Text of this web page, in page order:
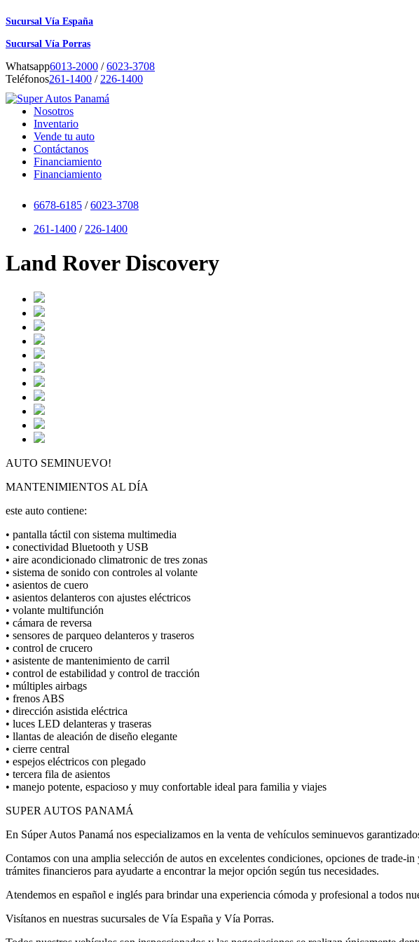
Sucursal Vía España
Sucursal Vía Porras
Whatsapp6013-2000 /6023-3708
Teléfonos261-1400 / 226-1400
Nosotros
Inventario
Vende tu auto
Contáctanos
Financiamiento
Financiamiento
6678-6185 /6023-3708
261-1400 / 226-1400
Land Rover Discovery
AUTO SEMINUEVO!
MANTENIMIENTOS AL DÍA
este auto contiene:
• pantalla táctil con sistema multimedia
• conectividad Bluetooth y USB
• aire acondicionado climatronic de tres zonas
• sistema de sonido con controles al volante
• asientos de cuero
• asientos delanteros con ajustes eléctricos
• volante multifunción
• cámara de reversa
• sensores de parqueo delanteros y traseros
• control de crucero
• asistente de mantenimiento de carril
• control de estabilidad y control de tracción
• múltiples airbags
• frenos ABS
• dirección asistida eléctrica
• luces LED delanteras y traseras
• llantas de aleación de diseño elegante
• cierre central
• espejos eléctricos con plegado
• tercera fila de asientos
• manejo potente, espacioso y muy confortable ideal para familia y viajes
SUPER AUTOS PANAMÁ
En Súper Autos Panamá nos especializamos en la venta de vehículos seminuevos
Contamos con una amplia selección de autos en excelentes condiciones, opciones de
trámites financieros para ayudarte a encontrar la mejor opción según tus necesidades.
Atendemos en español e inglés para brindar una experiencia cómoda y profesional a todos
Visítanos en nuestras sucursales de Vía España y Vía Porras.